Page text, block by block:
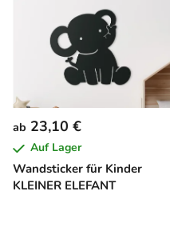
Wandsticker für Kinder
KLEINER ELEFANT
ab 23,10 €
Auf Lager